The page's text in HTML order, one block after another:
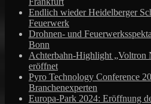
Endlich wieder Heidelberger
Feuerwerk
Drohnen- und
Bonn
Achterbahn-Highlight „Voltron
eröffnet
Pyro Technology Conference
Branchenexperten
Europa-Park 2024: Eröffnung